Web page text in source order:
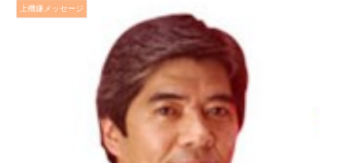
上機嫌メッセージ